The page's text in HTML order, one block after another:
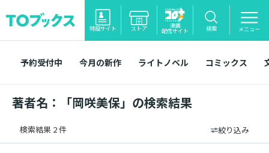
特設サイト ストア 漫画
配信サイト 検索 メニュー
予約受付中 今月の新作 ライトノベル コミックス
著者名：「岡咲美保」の検索結果
検索結果 2 件 絞り込み